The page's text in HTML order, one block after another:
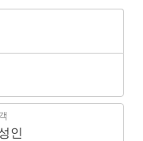
인